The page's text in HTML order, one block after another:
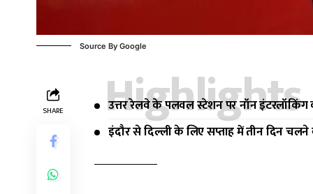
Source By Google
SHARE Highlights
उत्तर रेलवे के पलवल स्टेशन पर नॉन इंटरलॉकिंग
इंदौर से दिल्ली के लिए सप्ताह में तीन दिन